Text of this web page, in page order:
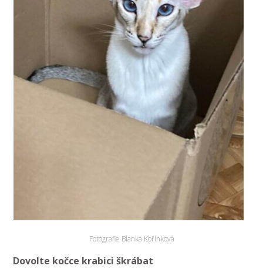
Fotografie Blanka Kořínková
Dovolte kočce krabici škrábat